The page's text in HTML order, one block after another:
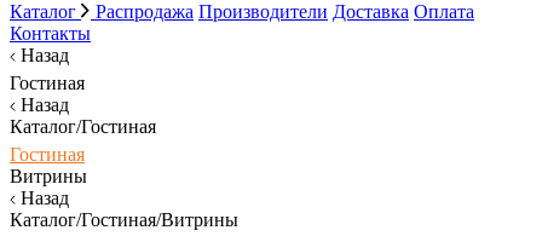
Каталог Распродажа Производители Доставка Оплата
Контакты
Назад
Гостиная
Назад
Каталог/Гостиная
Гостиная
Витрины
Назад
Каталог/Гостиная/Витрины